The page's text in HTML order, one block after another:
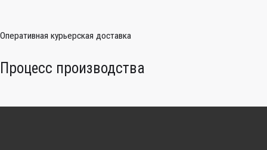
Оперативная курьерская доставка
Процесс производства